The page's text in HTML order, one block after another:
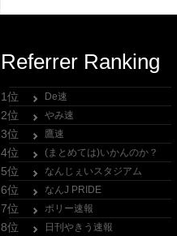
Referrer Ranking
1位 De速
2位 やみ速
3位 鷹速
4位 (まとめては)いかんのか？
5位 なんじぇいスタジアム
6位 なんJ PRIDE
7位 ポリー速報
8位 日刊やきう速報